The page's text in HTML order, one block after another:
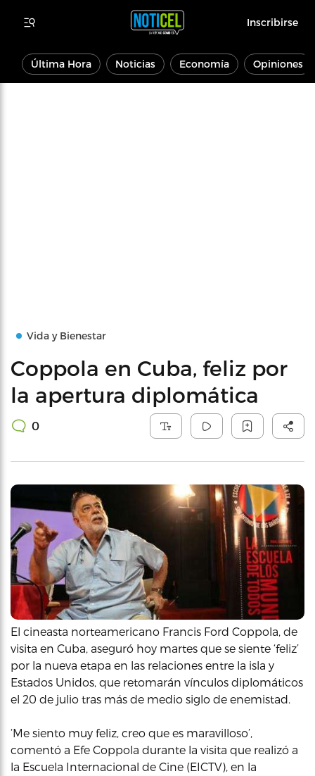
Inscribirse
Última Hora Noticias Economía Opiniones
Vida y Bienestar
Coppola en Cuba, feliz por
la apertura diplomática
0
El cineasta norteamericano Francis Ford Coppola, de
visita en Cuba, aseguró hoy martes que se siente ‘feliz’
por la nueva etapa en las relaciones entre la isla y
Estados Unidos, que retomarán vínculos diplomáticos
el 20 de julio tras más de medio siglo de enemistad.
‘Me siento muy feliz, creo que es maravilloso’,
comentó a Efe Coppola durante la visita que realizó a
la Escuela Internacional de Cine (EICTV), en la